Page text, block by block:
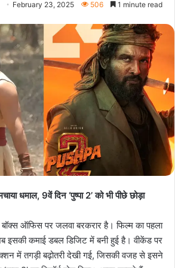
February 23, 2025 506 1 minute read
धमाल, 9वें दिन ‘पुष्पा 2’ को भी पीछे छोड़ा
बॉक्स ऑफिस पर जलवा बरकरार है। फिल्म का पहला
इसकी कमाई डबल डिजिट में बनी हुई है। वीकेंड पर
में तगड़ी बढ़ोतरी देखी गई, जिसकी वजह से इसने